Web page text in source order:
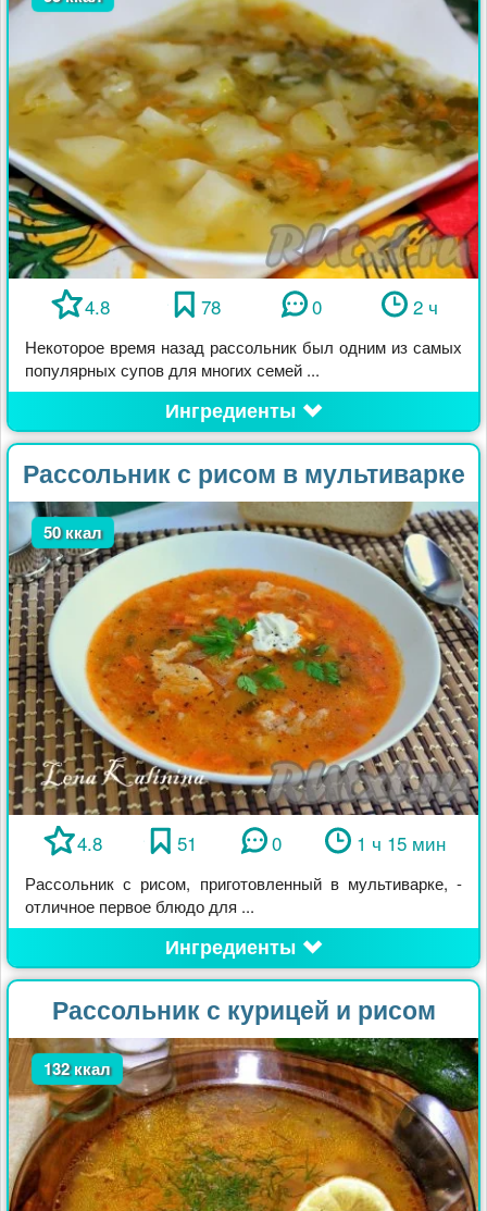
4.8 78 0 2 ч
Некоторое время назад рассольник был одним из самых
популярных супов для многих семей ...
Ингредиенты
Рассольник с рисом в мультиварке
50 ккал
4.8 51 0 1 ч 15 мин
Рассольник с рисом, приготовленный в мультиварке, -
отличное первое блюдо для ...
Ингредиенты
Рассольник с курицей и рисом
132 ккал